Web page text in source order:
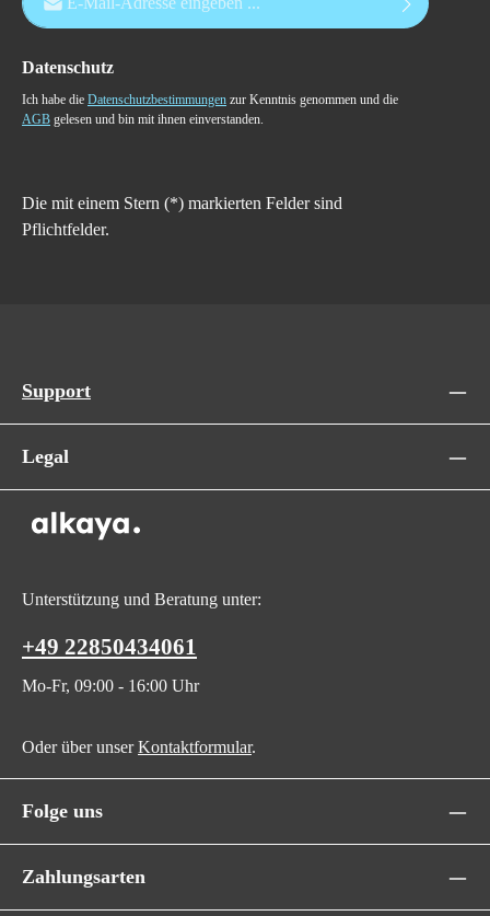
Datenschutz
Ich habe die Datenschutzbestimmungen zur Kenntnis genommen und die
AGB gelesen und bin mit ihnen einverstanden.
Die mit einem Stern (*) markierten Felder sind
Pflichtfelder.
Support
Legal
Unterstützung und Beratung unter:
+49 22850434061
Mo-Fr, 09:00 - 16:00 Uhr
Oder über unserKontaktformular.
Folge uns
Zahlungsarten